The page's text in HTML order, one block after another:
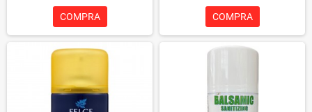
COMPRA COMPRA